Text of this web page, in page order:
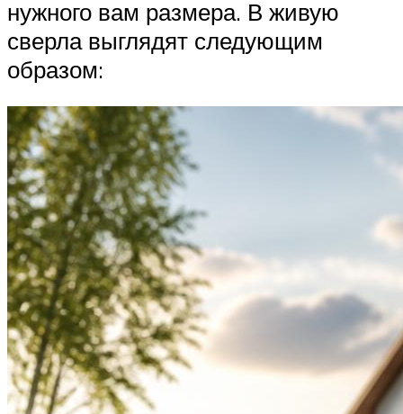
нужного вам размера. В живую
сверла выглядят следующим
образом: